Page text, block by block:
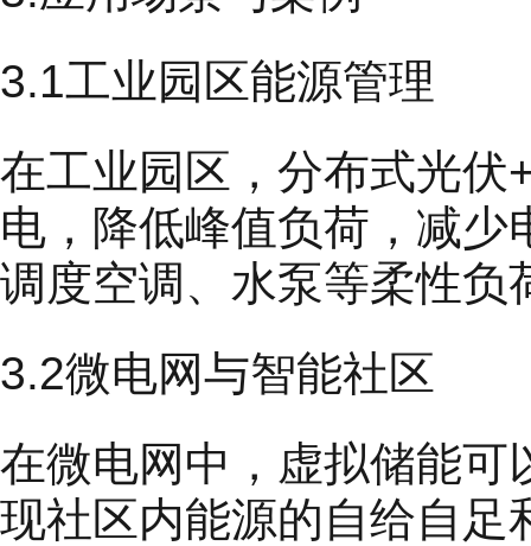
3.1工业园区能源管理
在工业园区，分布式光伏
电，降低峰值负荷，减
调度空调、水泵等柔性负
3.2微电网与智能社区
在微电网中，虚拟储能可
现社区内能源的自给自足